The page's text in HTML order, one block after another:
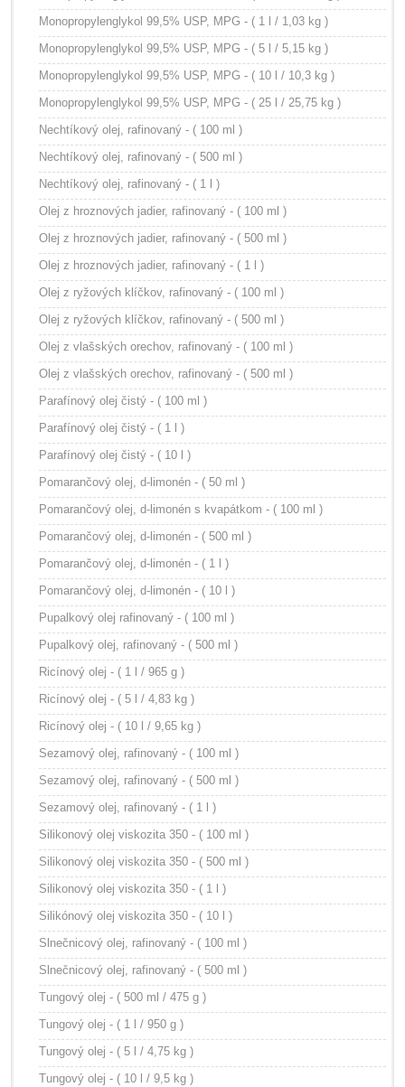
Monopropylenglykol 99,5% USP, MPG - ( 1 l / 1,03 kg )
Monopropylenglykol 99,5% USP, MPG - ( 5 l / 5,15 kg )
Monopropylenglykol 99,5% USP, MPG - ( 10 l / 10,3 kg )
Monopropylenglykol 99,5% USP, MPG - ( 25 l / 25,75 kg )
Nechtíkový olej, rafinovaný - ( 100 ml )
Nechtíkový olej, rafinovaný - ( 500 ml )
Nechtíkový olej, rafinovaný - ( 1 l )
Olej z hroznových jadier, rafinovaný - ( 100 ml )
Olej z hroznových jadier, rafinovaný - ( 500 ml )
Olej z hroznových jadier, rafinovaný - ( 1 l )
Olej z ryžových klíčkov, rafinovaný - ( 100 ml )
Olej z ryžových klíčkov, rafinovaný - ( 500 ml )
Olej z vlašských orechov, rafinovaný - ( 100 ml )
Olej z vlašských orechov, rafinovaný - ( 500 ml )
Parafínový olej čistý - ( 100 ml )
Parafínový olej čistý - ( 1 l )
Parafínový olej čistý - ( 10 l )
Pomarančový olej, d-limonén - ( 50 ml )
Pomarančový olej, d-limonén s kvapátkom - ( 100 ml )
Pomarančový olej, d-limonén - ( 500 ml )
Pomarančový olej, d-limonén - ( 1 l )
Pomarančový olej, d-limonén - ( 10 l )
Pupalkový olej rafinovaný - ( 100 ml )
Pupalkový olej, rafinovaný - ( 500 ml )
Ricínový olej - ( 1 l / 965 g )
Ricínový olej - ( 5 l / 4,83 kg )
Ricínový olej - ( 10 l / 9,65 kg )
Sezamový olej, rafinovaný - ( 100 ml )
Sezamový olej, rafinovaný - ( 500 ml )
Sezamový olej, rafinovaný - ( 1 l )
Silikonový olej viskozita 350 - ( 100 ml )
Silikonový olej viskozita 350 - ( 500 ml )
Silikonový olej viskozita 350 - ( 1 l )
Silikónový olej viskozita 350 - ( 10 l )
Slnečnicový olej, rafinovaný - ( 100 ml )
Slnečnicový olej, rafinovaný - ( 500 ml )
Tungový olej - ( 500 ml / 475 g )
Tungový olej - ( 1 l / 950 g )
Tungový olej - ( 5 l / 4,75 kg )
Tungový olej - ( 10 l / 9,5 kg )